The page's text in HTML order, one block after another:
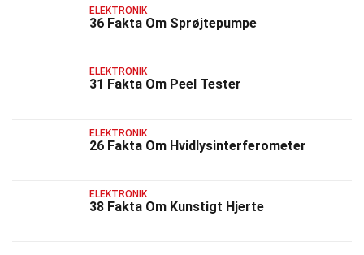
ELEKTRONIK
36 Fakta Om Sprøjtepumpe
ELEKTRONIK
31 Fakta Om Peel Tester
ELEKTRONIK
26 Fakta Om Hvidlysinterferometer
ELEKTRONIK
38 Fakta Om Kunstigt Hjerte